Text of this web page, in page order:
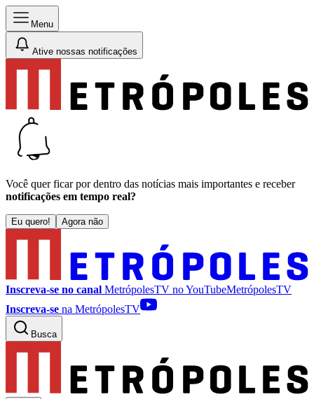
Menu
Ative nossas notificações
Você quer ficar por dentro das notícias mais importantes e receber
notificações em tempo real?
Eu quero! Agora não
Inscreva-se no canal MetrópolesTV noYouTubeMetrópolesTV
Inscreva-se na MetrópolesTV
Busca